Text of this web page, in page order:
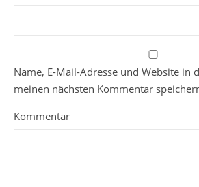
Name, E-Mail-Adresse und Website in
meinen nächsten Kommentar
Kommentar